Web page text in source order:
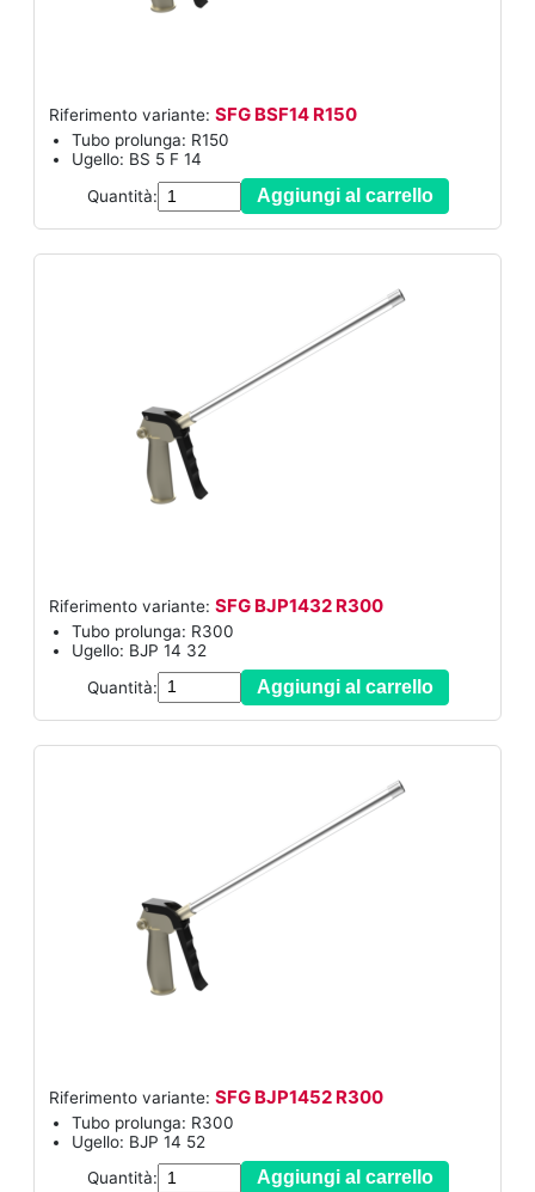
Riferimento variante: SFG BSF14 R150
Tubo prolunga: R150
Ugello: BS 5 F 14
Quantità:
Aggiungi al carrello
Riferimento variante: SFG BJP1432 R300
Tubo prolunga: R300
Ugello: BJP 14 32
Quantità:
Aggiungi al carrello
Riferimento variante: SFG BJP1452 R300
Tubo prolunga: R300
Ugello: BJP 14 52
Quantità:
Aggiungi al carrello